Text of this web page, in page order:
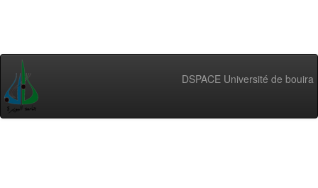
DSPACE Université de bouira